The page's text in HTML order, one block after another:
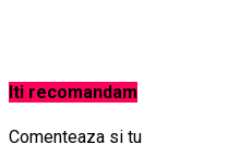
Iti recomandam
Comenteaza si tu